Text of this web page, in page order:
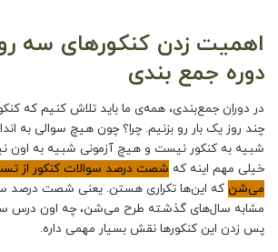
اهمیت زدن کنکورهای سه
دوره جمع‌ بندی
در دوران جمع‌بندی، همه‌ی ما باید تلاش کنیم که
چند روز یک بار رو بزنیم. چرا؟ چون هیچ سوالی به
شبیه به کنکور نیست و هیچ آزمونی شبیه به اون
خیلی مهم اینه که شصت درصد سوالات کنکور از
می‌شن که این‌ها تکراری هستن. یعنی شصت درصد
مشابه سال‌های گذشته طرح می‌شن، چه اون درس
پس زدن این کنکورها نقش بسیار مهمی داره.